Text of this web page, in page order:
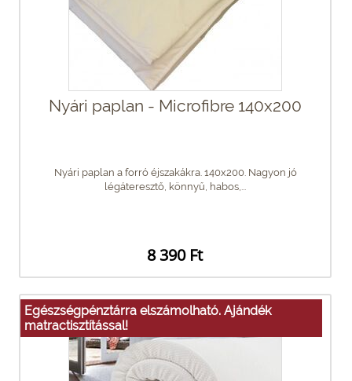
Nyári paplan - Microfibre 140x200
Nyári paplan a forró éjszakákra. 140x200. Nagyon jó
légáteresztő, könnyű, habos,...
8 390 Ft
Egészségpénztárra elszámolható. Ajándék
matractisztítással!